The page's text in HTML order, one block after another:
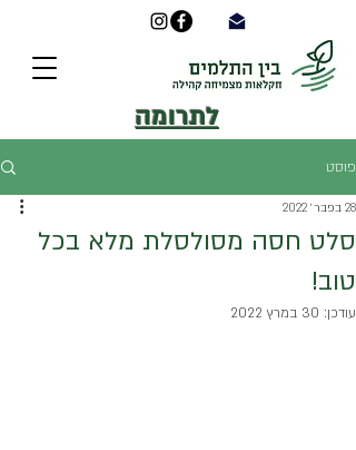
לתרומה
פוסט
סלט חסה מסולסלת מלא בכל
טוב!
28 בפבר׳ 2022
עודכן: 30 במרץ 2022